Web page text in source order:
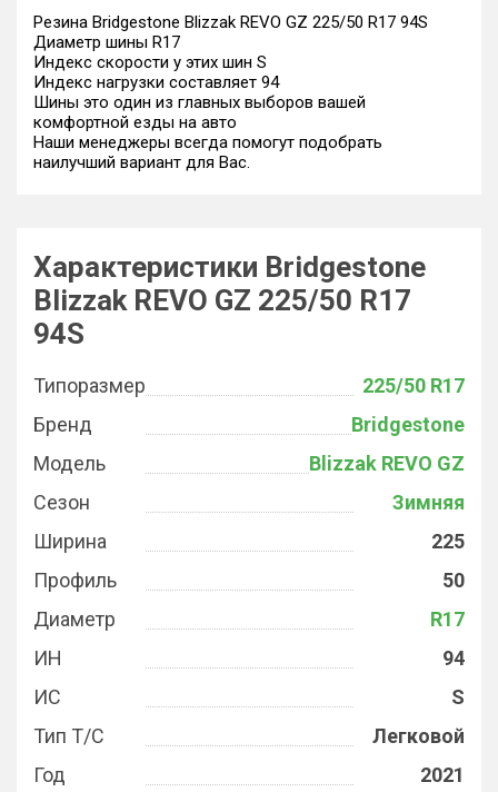
Резина Bridgestone Blizzak REVO GZ 225/50 R17 94S
Диаметр шины R17
Индекс скорости у этих шин S
Индекс нагрузки составляет 94
Шины это один из главных выборов вашей
комфортной езды на авто
Наши менеджеры всегда помогут подобрать
наилучший вариант для Вас.
Характеристики Bridgestone
Blizzak REVO GZ 225/50 R17
94S
Типоразмер
225/50 R17
Бренд
Bridgestone
Модель
Blizzak REVO GZ
Сезон
Зимняя
Ширина
225
Профиль
50
Диаметр
R17
ИН
94
ИС
S
Тип Т/С
Легковой
Год
2021